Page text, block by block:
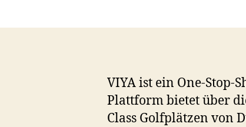
VIYA ist ein One-Stop-
Plattform bietet über
Class Golfplätzen von